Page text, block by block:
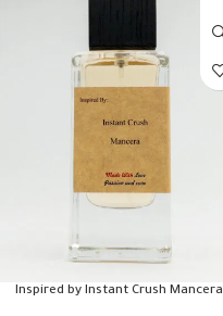
Inspired by Instant Crush Mancera